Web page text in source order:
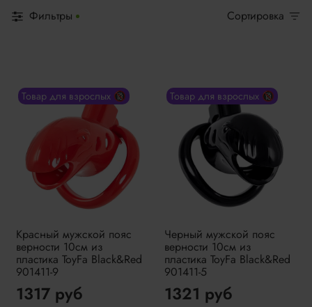
Фильтры Сортировка
Товар для взрослых 🔞
Красный мужской пояс
верности 10см из
пластика ToyFa Black&Red
901411-9
1317 руб
Товар для взрослых 🔞
Черный мужской пояс
верности 10см из
пластика ToyFa Black&Red
901411-5
1321 руб